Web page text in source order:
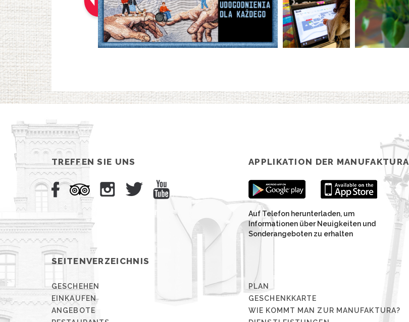
TREFFEN SIE UNS APPLIKATION DER MANUFAKTURA
Auf Telefon herunterladen, um
Informationen über Neuigkeiten und
Sonderangeboten zu erhalten
SEITENVERZEICHNIS
GESCHEHEN
EINKAUFEN
ANGEBOTE
PLAN
GESCHENKKARTE
WIE KOMMT MAN ZUR MANUFAKTURA?